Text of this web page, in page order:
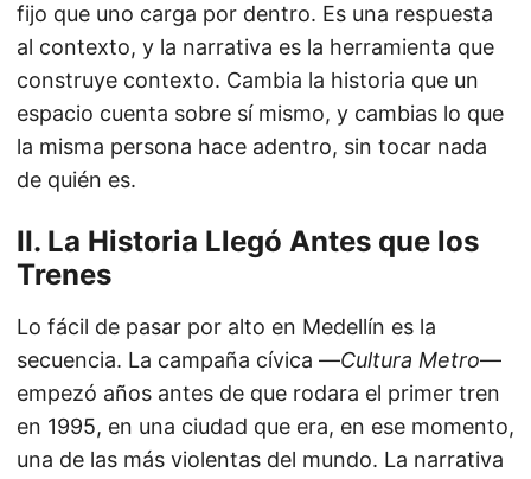
fijo que uno carga por dentro. Es una respuesta
al contexto, y la narrativa es la herramienta que
construye contexto. Cambia la historia que un
espacio cuenta sobre sí mismo, y cambias lo que
la misma persona hace adentro, sin tocar nada
de quién es.
II. La Historia Llegó Antes que los
Trenes
Lo fácil de pasar por alto en Medellín es la
secuencia. La campaña cívica —Cultura Metro—
empezó años antes de que rodara el primer tren
en 1995, en una ciudad que era, en ese momento,
una de las más violentas del mundo. La narrativa